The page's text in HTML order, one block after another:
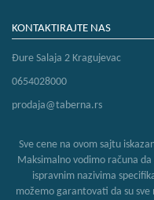
KONTAKTIRAJTE NAS
Đure Salaja 2 Kragujevac
0654028000
prodaja@taberna.rs
Sve cene na ovom sajtu
Maksimalno vodimo računa
ispravnim nazivima
možemo garantovati da su